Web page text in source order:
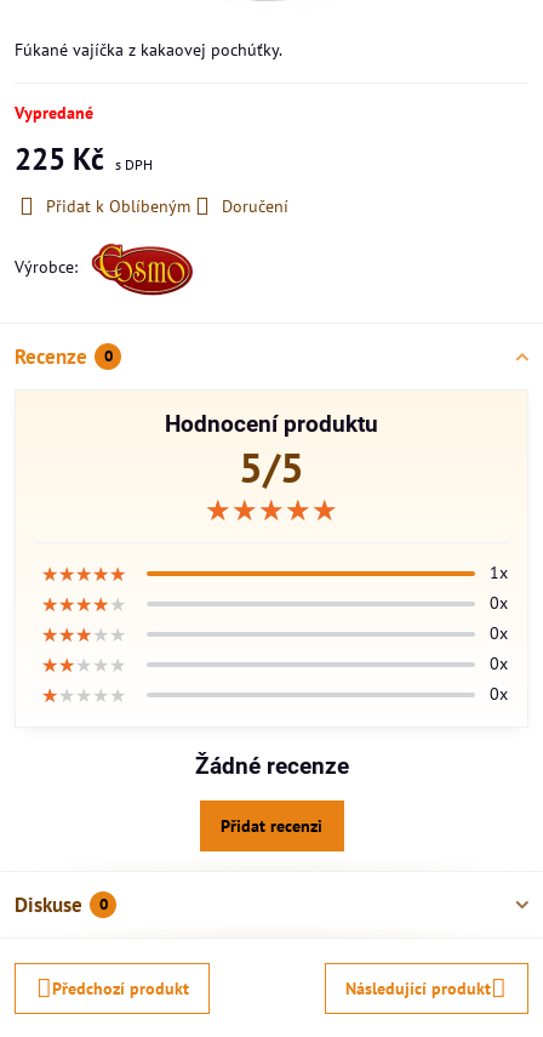
Fúkané vajíčka z kakaovej pochúťky.
Vypredané
225 Kč
Přidat k Oblíbeným Doručení
Výrobce:
Recenze 0
Hodnocení produktu
5/5
★★★★★
★★★★★
★★★★★
★★★★★
★★★★★
★★★★★ 1x
★★★★★
★★★★★
★★★★★ 0x
★★★★★
★★★★★
★★★★★ 0x
★★★★★
★★★★★
★★★★★ 0x
★★★★★
★★★★★
★★★★★ 0x
Žádné recenze
Přidat recenzi
Diskuse 0
Předchozí produkt Následující produkt